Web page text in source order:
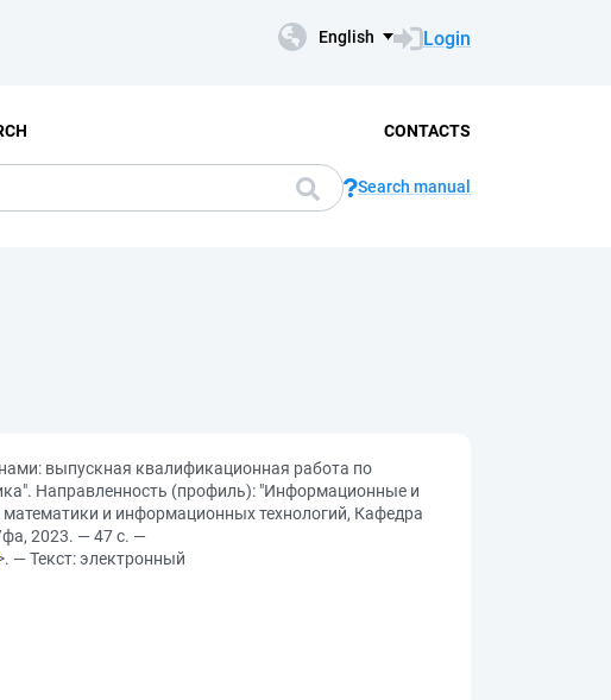
English Login
CONTACTS
Search manual
выпускная квалификационная работа по
Направленность (профиль): "Информационные и
и информационных технологий, Кафедра
2023. — 47 с. —
— Текст: электронный